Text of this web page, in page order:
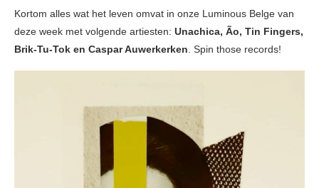
Kortom alles wat het leven omvat in onze Luminous Belge van
deze week met volgende artiesten: Unachica, Ão, Tin Fingers,
Brik-Tu-Tok en Caspar Auwerkerken. Spin those records!